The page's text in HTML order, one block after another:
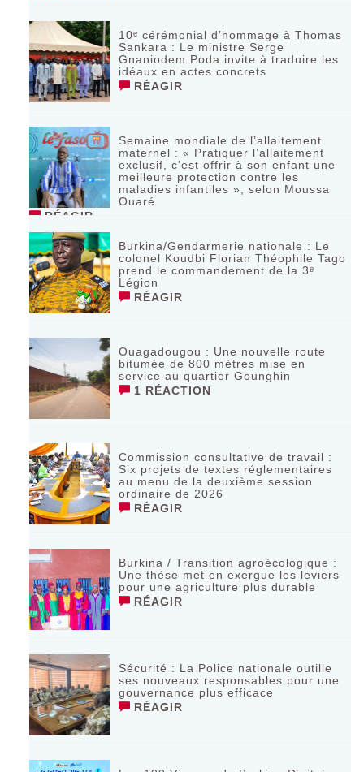
10ᵉ cérémonial d’hommage à Thomas
Sankara : Le ministre Serge
Gnaniodem Poda invite à traduire les
idéaux en actes concrets
RÉAGIR
Semaine mondiale de l’allaitement
maternel : « Pratiquer l’allaitement
exclusif, c’est offrir à son enfant une
meilleure protection contre les
maladies infantiles », selon Moussa
Ouaré
RÉAGIR
Burkina/Gendarmerie nationale : Le
colonel Koudbi Florian Théophile Tago
prend le commandement de la 3ᵉ
Légion
RÉAGIR
Ouagadougou : Une nouvelle route
bitumée de 800 mètres mise en
service au quartier Gounghin
1 RÉACTION
Commission consultative de travail :
Six projets de textes réglementaires
au menu de la deuxième session
ordinaire de 2026
RÉAGIR
Burkina / Transition agroécologique :
Une thèse met en exergue les leviers
pour une agriculture plus durable
RÉAGIR
Sécurité : La Police nationale outille
ses nouveaux responsables pour une
gouvernance plus efficace
RÉAGIR